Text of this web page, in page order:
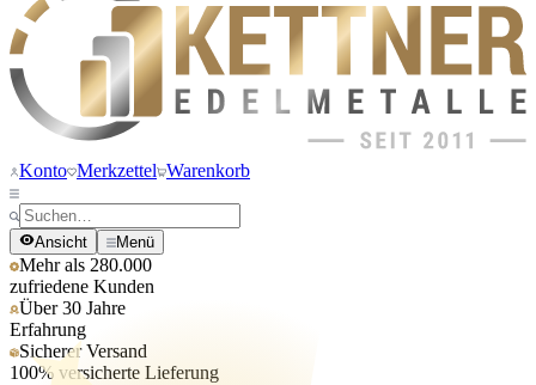
Konto Merkzettel Warenkorb
Ansicht Menü
Mehr als 280.000
zufriedene Kunden
Über 30 Jahre
Erfahrung
Sicherer Versand
100% versicherte Lieferung